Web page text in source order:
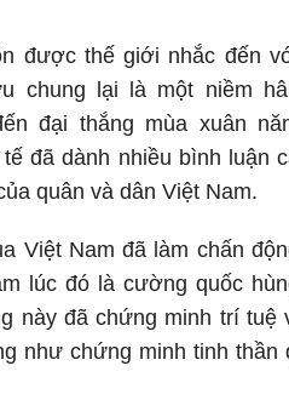
được thế giới nhắc đến
chung lại là một niềm
đại thắng mùa xuân
đã dành nhiều bình luận
quân và dân Việt Nam.
Việt Nam đã làm chấn
lúc đó là cường quốc
này đã chứng minh trí
như chứng minh tinh